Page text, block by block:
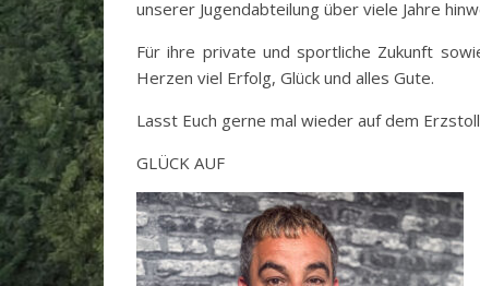
unserer Jugendabteilung über viele Jahre
Für ihre private und sportliche Zukunft
Herzen viel Erfolg, Glück und alles Gute.
Lasst Euch gerne mal wieder auf dem
GLÜCK AUF